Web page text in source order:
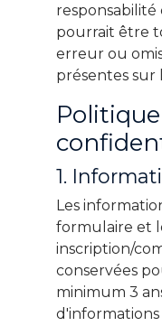
responsabilité
pourrait être
erreur ou
présentes sur
1.
Les
formulaire et
inscription/
conservées
minimum 3